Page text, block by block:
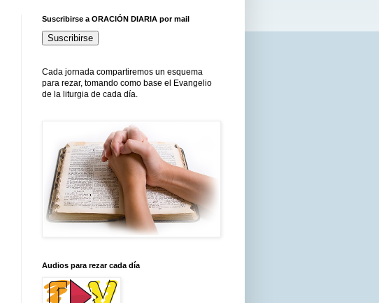
Suscribirse a ORACIÓN DIARIA por mail
Suscribirse
Cada jornada compartiremos un esquema
para rezar, tomando como base el Evangelio
de la liturgia de cada día.
Audios para rezar cada día